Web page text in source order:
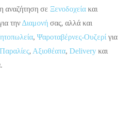
αναζήτηση σε Ξενοδοχεία και
την Διαμονή σας, αλλά και
, Ψαροταβέρνες-Ουζερί για
Παραλίες, Αξιοθέατα, Delivery και